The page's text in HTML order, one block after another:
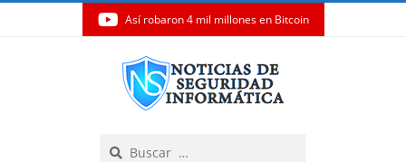
Así robaron 4 mil millones en Bitcoin